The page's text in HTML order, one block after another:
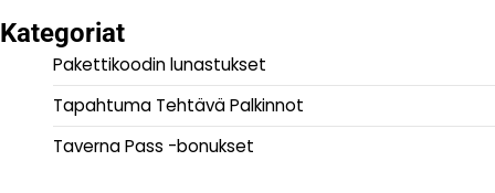
Kategoriat
Pakettikoodin lunastukset
Tapahtuma Tehtävä Palkinnot
Taverna Pass -bonukset